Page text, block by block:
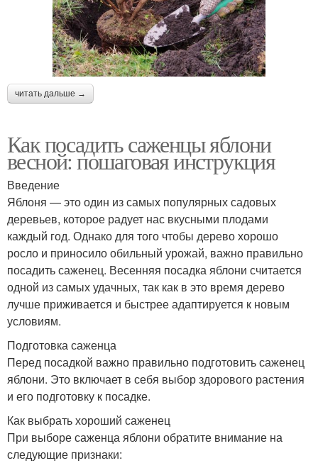
читать дальше →
Как посадить саженцы яблони
весной: пошаговая инструкция
Введение
Яблоня — это один из самых популярных садовых
деревьев, которое радует нас вкусными плодами
каждый год. Однако для того чтобы дерево хорошо
росло и приносило обильный урожай, важно правильно
посадить саженец. Весенняя посадка яблони считается
одной из самых удачных, так как в это время дерево
лучше приживается и быстрее адаптируется к новым
условиям.
Подготовка саженца
Перед посадкой важно правильно подготовить саженец
яблони. Это включает в себя выбор здорового растения
и его подготовку к посадке.
Как выбрать хороший саженец
При выборе саженца яблони обратите внимание на
следующие признаки: